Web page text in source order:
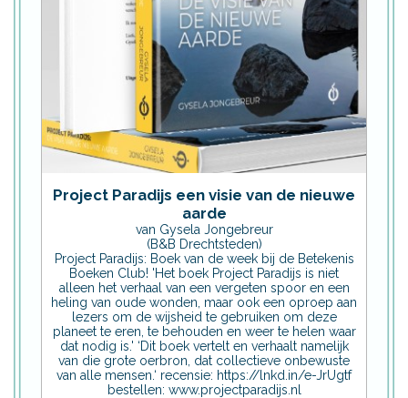
Project Paradijs een visie van de nieuwe
aarde
van Gysela Jongebreur
(B&B Drechtsteden)
Project Paradijs: Boek van de week bij de Betekenis
Boeken Club! 'Het boek Project Paradijs is niet
alleen het verhaal van een vergeten spoor en een
heling van oude wonden, maar ook een oproep aan
lezers om de wijsheid te gebruiken om deze
planeet te eren, te behouden en weer te helen waar
dat nodig is.' ‘Dit boek vertelt en verhaalt namelijk
van die grote oerbron, dat collectieve onbewuste
van alle mensen.‘ recensie: https://lnkd.in/e-JrUgtf
bestellen: www.projectparadijs.nl